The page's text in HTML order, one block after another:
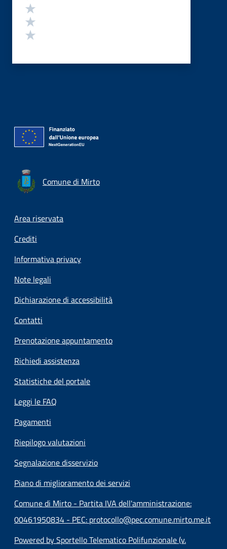
Comune di Mirto
Footer menu
Area riservata
Crediti
Informativa privacy
Note legali
Dichiarazione di accessibilità
Contatti
Prenotazione appuntamento
Richiedi assistenza
Statistiche del portale
Leggi le FAQ
Pagamenti
Riepilogo valutazioni
Segnalazione disservizio
Piano di miglioramento dei servizi
Comune di Mirto - Partita IVA dell'amministrazione:
00461950834 - PEC: protocollo@pec.comune.mirto.me.it
Powered by Sportello Telematico Polifunzionale (v.